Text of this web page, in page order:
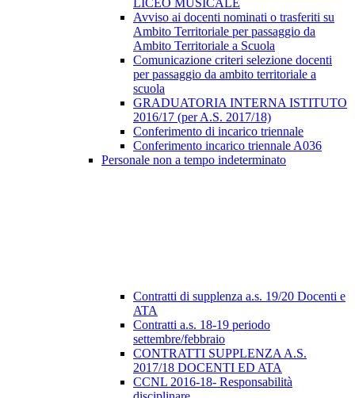
LICEO MUSICALE
Avviso ai docenti nominati o trasferiti su
Ambito Territoriale per passaggio da
Ambito Territoriale a Scuola
Comunicazione criteri selezione docenti
per passaggio da ambito territoriale a
scuola
GRADUATORIA INTERNA ISTITUTO
2016/17 (per A.S. 2017/18)
Conferimento di incarico triennale
Conferimento incarico triennale A036
Personale non a tempo indeterminato
Contratti di supplenza a.s. 19/20 Docenti e
ATA
Contratti a.s. 18-19 periodo
settembre/febbraio
CONTRATTI SUPPLENZA A.S.
2017/18 DOCENTI ED ATA
CCNL 2016-18- Responsabilità